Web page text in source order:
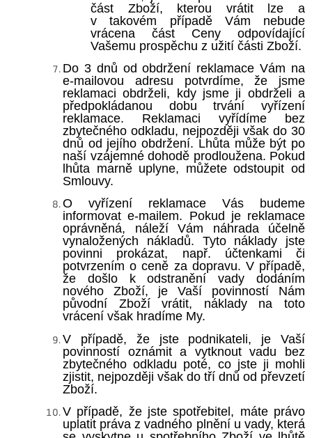
část Zboží, kterou vrátit lze a
v takovém případě Vám nebude
vrácena část Ceny odpovídající
Vašemu prospěchu z užití části Zboží.
Do 3 dnů od obdržení reklamace Vám na
e-mailovou adresu potvrdíme, že jsme
reklamaci obdrželi, kdy jsme ji obdrželi a
předpokládanou dobu trvání vyřízení
reklamace. Reklamaci vyřídíme bez
zbytečného odkladu, nejpozději však do 30
dnů od jejího obdržení. Lhůta může být po
naší vzájemné dohodě prodloužena. Pokud
lhůta marně uplyne, můžete odstoupit od
Smlouvy.
O vyřízení reklamace Vás budeme
informovat e-mailem. Pokud je reklamace
oprávněná, náleží Vám náhrada účelně
vynaložených nákladů. Tyto náklady jste
povinni prokázat, např. účtenkami či
potvrzením o ceně za dopravu. V případě,
že došlo k odstranění vady dodáním
nového Zboží, je Vaší povinností Nám
původní Zboží vrátit, náklady na toto
vrácení však hradíme My.
V případě, že jste podnikateli, je Vaší
povinností oznámit a vytknout vadu bez
zbytečného odkladu poté, co jste ji mohli
zjistit, nejpozději však do tří dnů od převzetí
Zboží.
V případě, že jste spotřebitel, máte právo
uplatit práva z vadného plnění u vady, která